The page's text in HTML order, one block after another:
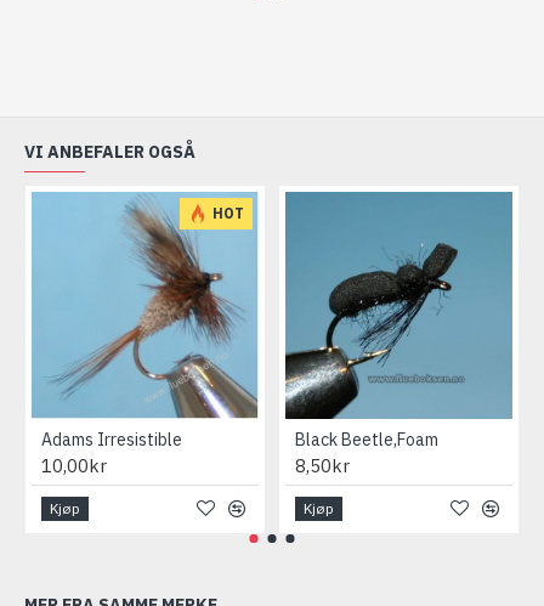
VI ANBEFALER OGSÅ
HOT
Adams Irresistible
10,00kr
Kjøp
Black Beetle,Foam
8,50kr
Kjøp